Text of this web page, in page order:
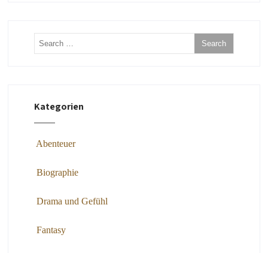
Kategorien
Abenteuer
Biographie
Drama und Gefühl
Fantasy